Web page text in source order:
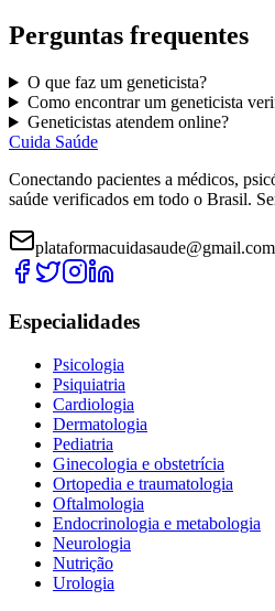
Perguntas frequentes
O que faz um geneticista?
Como encontrar um geneticista
Geneticistasatendem online?
Cuida Saúde
Conectando pacientes a médicos,
saúde verificados em todo o Brasil.
plataformacuidasaude@gmail.com
Especialidades
Psicologia
Psiquiatria
Cardiologia
Dermatologia
Pediatria
Ginecologia e obstetrícia
Ortopedia e traumatologia
Oftalmologia
Endocrinologia e metabologia
Neurologia
Nutrição
Urologia